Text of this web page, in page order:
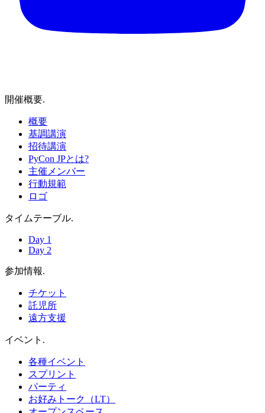
開催概要.
概要
基調講演
招待講演
PyCon JPとは?
主催メンバー
行動規範
ロゴ
タイムテーブル.
Day 1
Day 2
参加情報.
チケット
託児所
遠方支援
イベント .
各種イベント
スプリント
パーティ
お好みトーク（LT）